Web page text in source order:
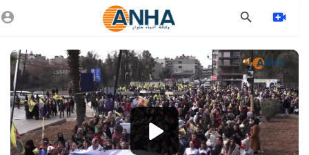
Video
Player
1080p
720p